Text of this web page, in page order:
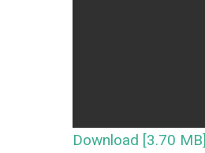
Download [3.70 MB]